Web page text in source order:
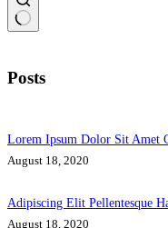
Posts
Lorem Ipsum Dolor Sit Amet
August 18, 2020
Adipiscing Elit Pellentesque
August 18, 2020